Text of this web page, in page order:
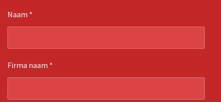
Naam *
Firma naam *